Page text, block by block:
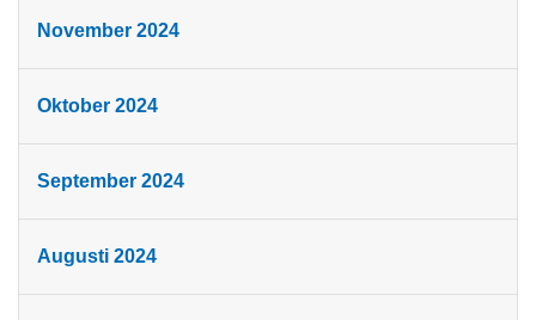
November 2024
Oktober 2024
September 2024
Augusti 2024